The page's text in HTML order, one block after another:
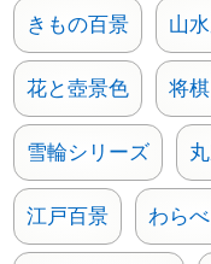
きもの百景 山
花と壺景色 将
雪輪シリーズ
江戸百景 わら